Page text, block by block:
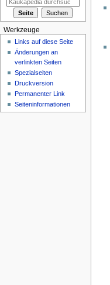
Werkzeuge
Links auf diese Seite
Änderungen an
verlinkten Seiten
Spezialseiten
Druckversion
Permanenter Link
Seiten­informationen